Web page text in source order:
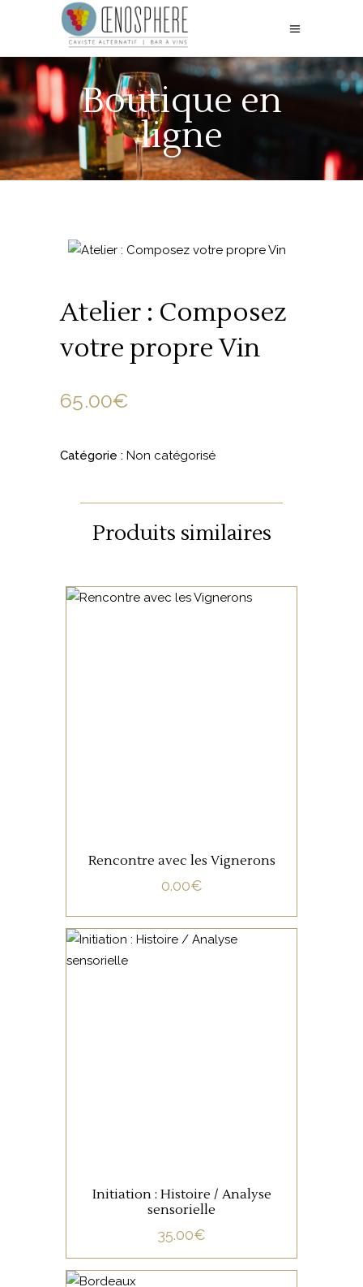
Boutique en
ligne
Atelier : Composez
votre propre Vin
65.00€
Catégorie : Non catégorisé
Produits similaires
Rencontre avec les Vignerons
0.00€
Initiation : Histoire / Analyse
sensorielle
35.00€